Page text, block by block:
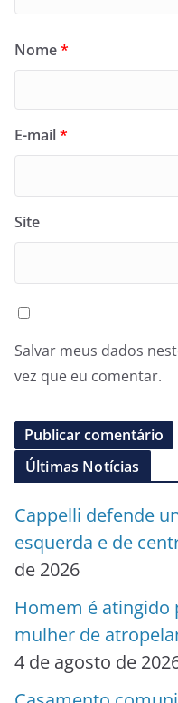
Nome*
E-mail*
Site
Salvar meus dados
vez que eu comentar.
Últimas Notícias
Cappelli defende
esquerda e de
de 2026
Homem é atingido
mulher de
4 de agosto de